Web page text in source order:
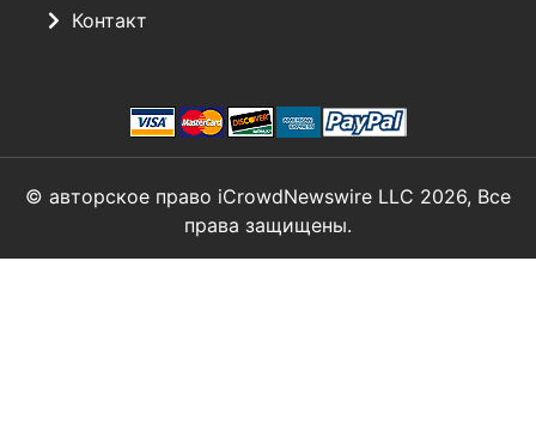
Контакт
© авторское право iCrowdNewswire LLC 2026, Все
права защищены.